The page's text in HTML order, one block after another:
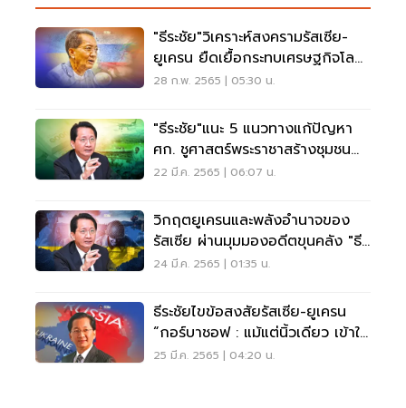
"ธีระชัย"วิเคราะห์สงครามรัสเซีย-
ยูเครน ยืดเยื้อกระทบเศรษฐกิจโลก
รุนแรง
28 ก.พ. 2565 | 05:30 น.
"ธีระชัย"แนะ 5 แนวทางแก้ปัญหา
ศก. ชูศาสตร์พระราชาสร้างชุมชน
ยั่งยืน
22 มี.ค. 2565 | 06:07 น.
วิกฤตยูเครนและพลังอำนาจของ
รัสเซีย ผ่านมุมมองอดีตขุนคลัง "ธีร
ะชัย"
24 มี.ค. 2565 | 01:35 น.
ธีระชัยไขข้อสงสัยรัสเซีย-ยูเครน
“กอร์บาชอฟ : แม้แต่นิ้วเดียว เข้าใจ
ไม่ตรง”
25 มี.ค. 2565 | 04:20 น.